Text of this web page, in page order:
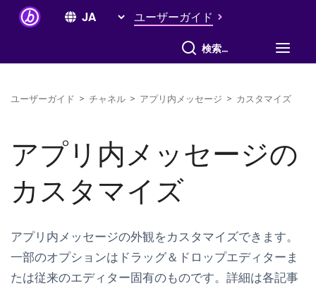
ユーザーガイド
すべて検索
ユーザーガイド > チャネル > アプリ内メッセージ > カスタマイズ
アプリ内メッセージの
カスタマイズ
アプリ内メッセージの外観をカスタマイズできます。
一部のオプションはドラッグ＆ドロップエディターま
たは従来のエディター固有のものです。詳細は各記事